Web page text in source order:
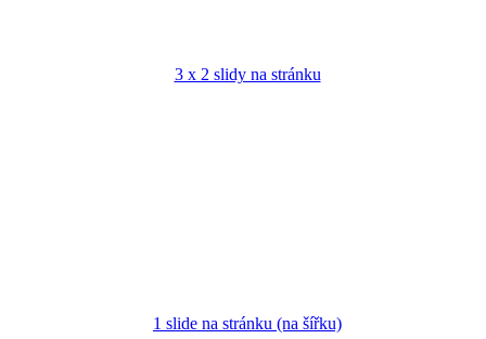
3 x 2 slidy na stránku
1 slide na stránku (na šířku)